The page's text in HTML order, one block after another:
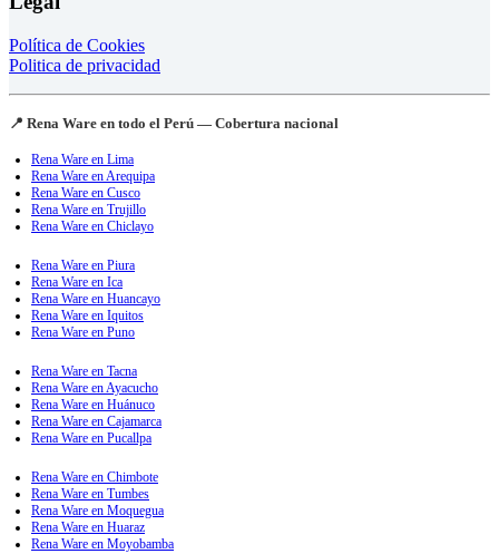
Política de Cookies
Politica de privacidad
📍 Rena Ware en todo el Perú — Cobertura nacional
Rena Ware en Lima
Rena Ware en Arequipa
Rena Ware en Cusco
Rena Ware en Trujillo
Rena Ware en Chiclayo
Rena Ware en Piura
Rena Ware en Ica
Rena Ware en Huancayo
Rena Ware en Iquitos
Rena Ware en Puno
Rena Ware en Tacna
Rena Ware en Ayacucho
Rena Ware en Huánuco
Rena Ware en Cajamarca
Rena Ware en Pucallpa
Rena Ware en Chimbote
Rena Ware en Tumbes
Rena Ware en Moquegua
Rena Ware en Huaraz
Rena Ware en Moyobamba